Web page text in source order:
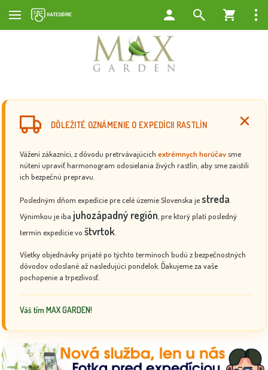
DÔLEŽITÉ OZNÁMENIE O EXPEDÍCII RASTLÍN
Vážení zákazníci, z dôvodu pretrvávajúcich extrémnych horúčav sme
nútení upraviť harmonogram odosielania živých rastlín, aby sme zaistili
ich bezpečnú prepravu.
Posledným dňom expedície pre celé územie Slovenska jestreda
Výnimkou je iba juhozápadný región , pre ktorý platí posledný
termín expedície vo štvrtok
Všetky objednávky prijaté po týchto termínoch budú z bezpečnostných
dôvodov odoslané až nasledujúci pondelok. Ďakujeme za vaše
pochopenie a trpezlivosť.
Váš tím MAX GARDEN!